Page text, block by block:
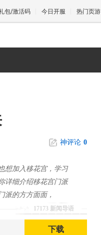
包/激活码 今日开服 热门页游
神评论 0
17173 新闻导语
想加入移花宫，学习
详细介绍移花宫门派
派的方方面面，
下载